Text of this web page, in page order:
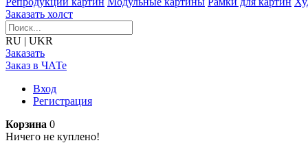
Заказать холст
RU | UKR
Заказать
Заказ в ЧАТе
Вход
Регистрация
Корзина 0
Ничего не куплено!